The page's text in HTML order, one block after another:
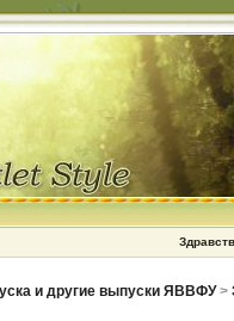
и другие выпуски ЯВВФУ>